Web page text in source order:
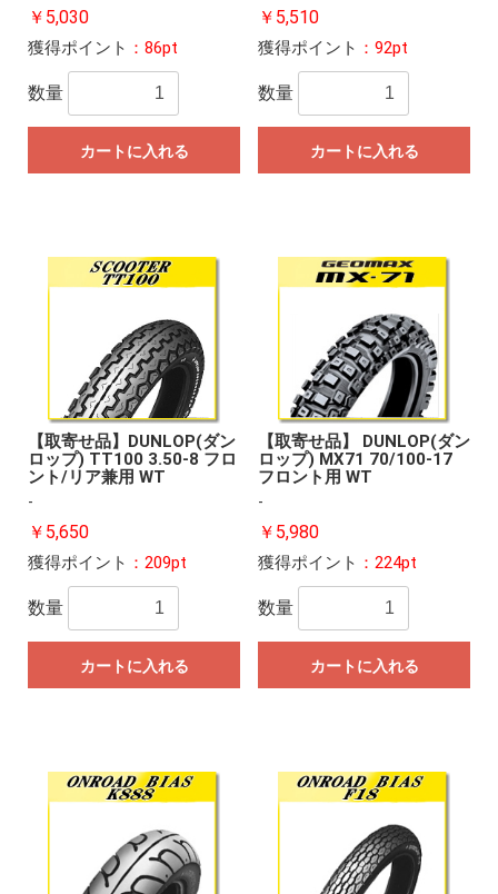
￥5,030
獲得ポイント ：86pt
数量
カートに入れる
￥5,510
獲得ポイント ：92pt
数量
カートに入れる
【取寄せ品】DUNLOP(ダン
ロップ) TT100 3.50-8 フロ
ント/リア兼用 WT
-
￥5,650
獲得ポイント ：209pt
数量
カートに入れる
【取寄せ品】 DUNLOP(ダン
ロップ) MX71 70/100-17
フロント用 WT
-
￥5,980
獲得ポイント ：224pt
数量
カートに入れる